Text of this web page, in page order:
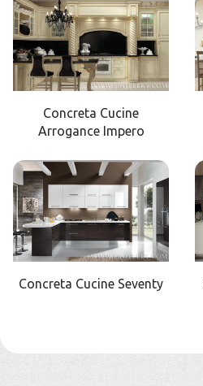
Concreta Cucine
Arrogance Impero
Concreta Cucine Seventy